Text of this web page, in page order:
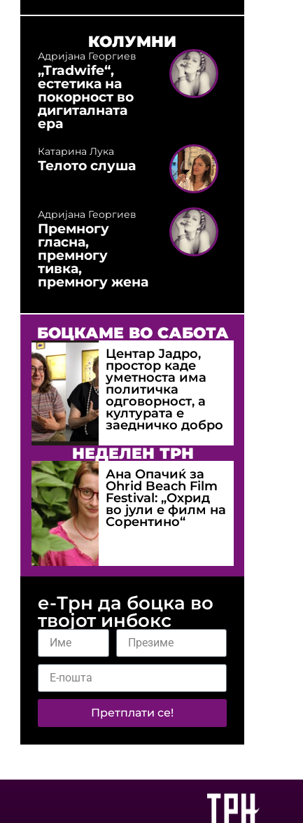
КОЛУМНИ
Адријана Георгиев
„Tradwife“,
естетика на
покорност во
дигиталната
ера
Катарина Лука
Телото слуша
Адријана Георгиев
Премногу
гласна,
премногу
тивка,
премногу жена
БОЦКАМЕ ВО САБОТА
Центар Јадро,
простор каде
уметноста има
политичка
одговорност, а
културата е
заедничко добро
НЕДЕЛЕН ТРН
Ана Опачиќ за
Оhrid Beach Film
Festival: „Охрид
во јули е филм на
Сорентино“
е-Трн да боцка во
твојот инбокс
Претплати се!